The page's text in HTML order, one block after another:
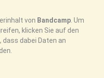
von Bandcamp . Um
klicken Sie auf den
dabei Daten an